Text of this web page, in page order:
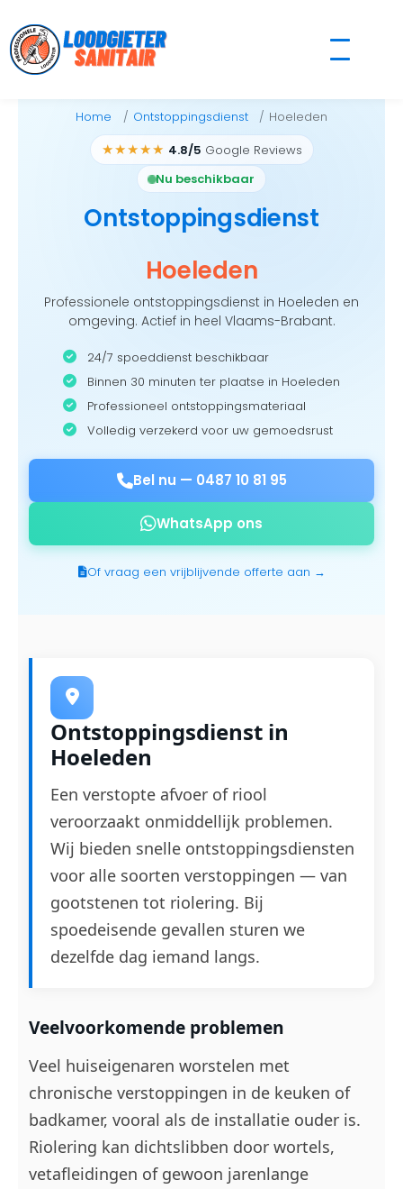
to
content
Home Ontstoppingsdienst Hoeleden
★★★★★ 4.8/5 Google Reviews
Nu beschikbaar
Ontstoppingsdienst
Hoeleden
Professionele ontstoppingsdienst in Hoeleden en
omgeving. Actief in heel Vlaams-Brabant.
24/7 spoeddienst beschikbaar
Binnen 30 minuten ter plaatse in Hoeleden
Professioneel ontstoppingsmateriaal
Volledig verzekerd voor uw gemoedsrust
Bel nu — 0487 10 81 95
WhatsApp ons
Of vraag een vrijblijvende offerte aan →
Ontstoppingsdienst in
Hoeleden
Een verstopte afvoer of riool
veroorzaakt onmiddellijk problemen.
Wij bieden snelle ontstoppingsdiensten
voor alle soorten verstoppingen — van
gootstenen tot riolering. Bij
spoedeisende gevallen sturen we
dezelfde dag iemand langs.
Veelvoorkomende problemen
Veel huiseigenaren worstelen met
chronische verstoppingen in de keuken of
badkamer, vooral als de installatie ouder is.
Riolering kan dichtslibben door wortels,
vetafleidingen of gewoon jarenlange